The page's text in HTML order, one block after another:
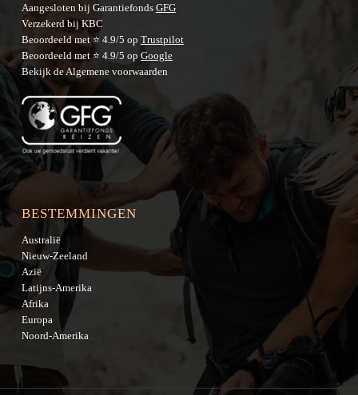
Aangesloten bij Garantiefonds GFG
Verzekerd bij KBC
Beoordeeld met ⭐ 4.9/5 op Trustpilot
Beoordeeld met ⭐ 4.9/5 op Google
Bekijk deAlgemene voorwaarden
BESTEMMINGEN
Australië
Nieuw-Zeeland
Azië
Latijns-Amerika
Afrika
Europa
Noord-Amerika